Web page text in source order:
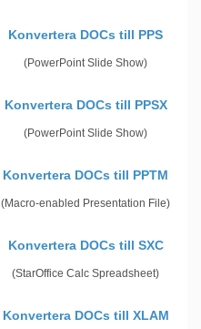
Konvertera DOCs till PPS
(PowerPoint Slide Show)
Konvertera DOCs till PPSX
(PowerPoint Slide Show)
Konvertera DOCs till PPTM
(Macro-enabled Presentation File)
Konvertera DOCs till SXC
(StarOffice Calc Spreadsheet)
Konvertera DOCs till XLAM